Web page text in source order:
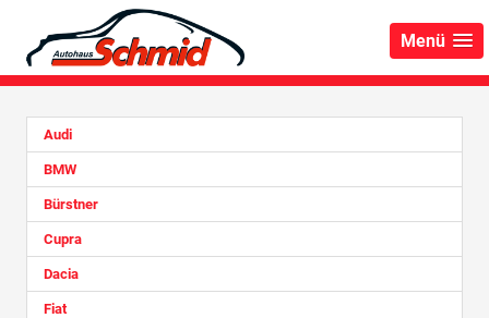
Menü
Audi
BMW
Bürstner
Cupra
Dacia
Fiat